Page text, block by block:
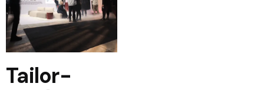
Tailor-